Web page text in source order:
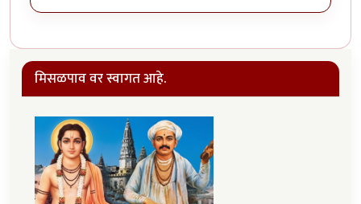
मिसळपाव वर स्वागत आहे.